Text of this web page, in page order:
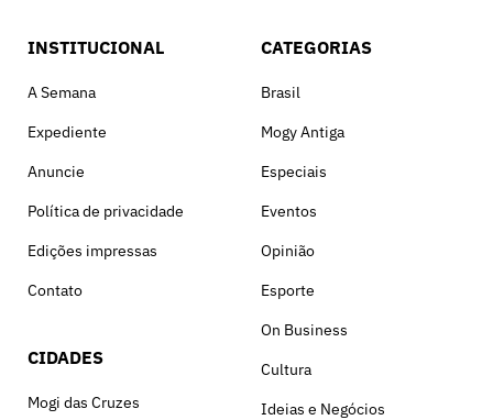
INSTITUCIONAL
A Semana
Expediente
Anuncie
Política de privacidade
Edições impressas
Contato
CIDADES
Mogi das Cruzes
CATEGORIAS
Brasil
Mogy Antiga
Especiais
Eventos
Opinião
Esporte
On Business
Cultura
Ideias e Negócios